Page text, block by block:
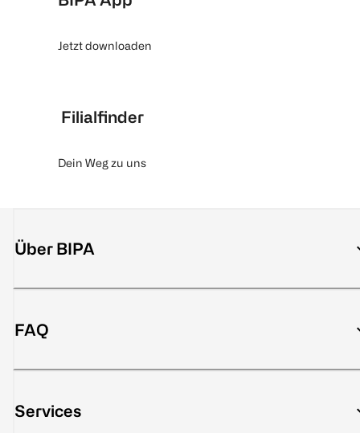
Jetzt downloaden
Filialfinder
Dein Weg zu uns
Über BIPA
FAQ
Services